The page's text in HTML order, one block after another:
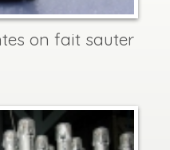
on fait sauter